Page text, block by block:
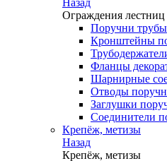
Назад
Ограждения лестниц
Поручни трубы
Кронштейны
Фланцы
Шарнирные
Отводы
Заглушки
Соединители
Крепёж, метизы
Назад
Крепёж, метизы